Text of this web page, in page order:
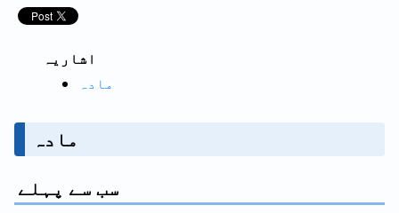
اشاریہ
مادہ
مادہ
سب سے پہلے